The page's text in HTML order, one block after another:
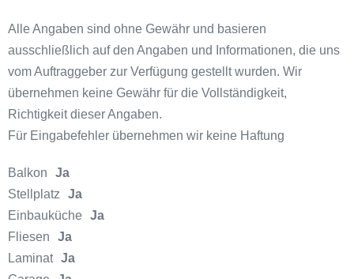
Alle Angaben sind ohne Gewähr und basieren
ausschließlich auf den Angaben und Informationen, die uns
vom Auftraggeber zur Verfügung gestellt wurden. Wir
übernehmen keine Gewähr für die Vollständigkeit,
Richtigkeit dieser Angaben.
Für Eingabefehler übernehmen wir keine Haftung
Balkon
Ja
Stellplatz
Ja
Einbauküche Ja
Fliesen
Ja
Laminat Ja